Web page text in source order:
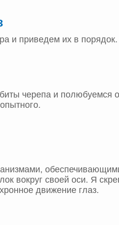
и приведем их в порядок.
черепа и полюбуемся
вокруг своей оси. Я
движение глаз.